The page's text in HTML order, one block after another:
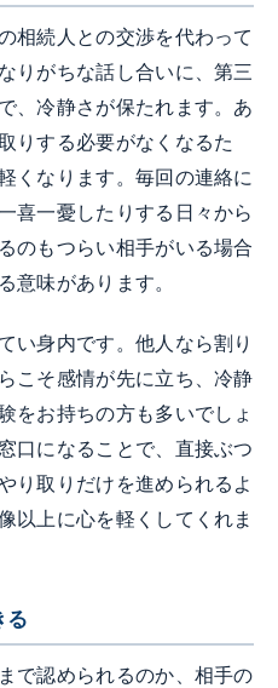
相続人との交渉を代わって
りがちな話し合いに、第三
、冷静さが保たれます。あ
りする必要がなくなるた
くなります。毎回の連絡に
喜一憂したりする日々から
のもつらい相手がいる場合
意味があります。
い身内です。他人なら割り
こそ感情が先に立ち、冷静
をお持ちの方も多いでしょ
口になることで、直接ぶつ
り取りだけを進められるよ
以上に心を軽くしてくれま
る
で認められるのか、相手の